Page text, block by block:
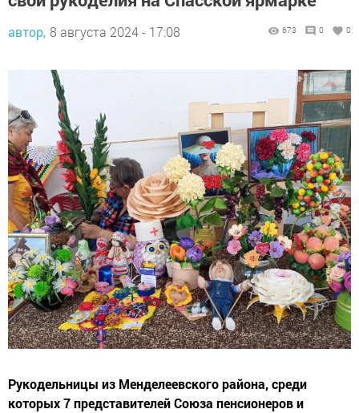
автор, 8 августа 2024 - 17:08 673 0 0
Рукодельницы из Менделеевского района, среди
которых 7 представителей Союза пенсионеров и